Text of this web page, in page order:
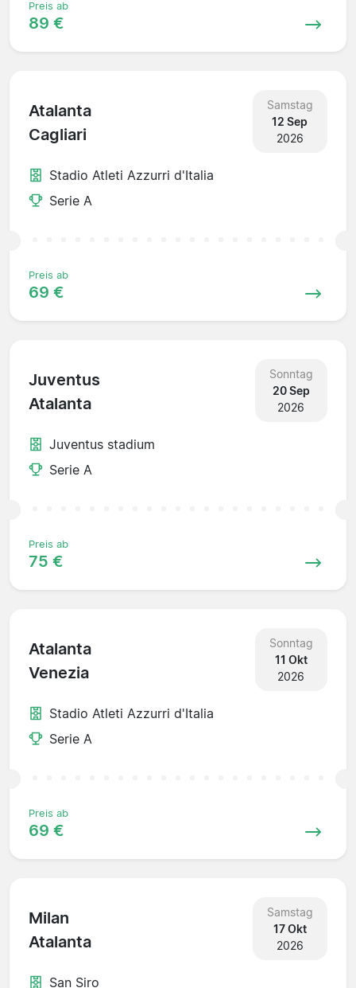
Preis ab
89 €
Atalanta
Cagliari
Samstag
12 Sep
2026
Stadio Atleti Azzurri d'Italia
Serie A
Preis ab
69 €
Juventus
Atalanta
Sonntag
20 Sep
2026
Juventus stadium
Serie A
Preis ab
75 €
Atalanta
Venezia
Sonntag
11 Okt
2026
Stadio Atleti Azzurri d'Italia
Serie A
Preis ab
69 €
Milan
Atalanta
Samstag
17 Okt
2026
San Siro